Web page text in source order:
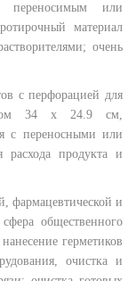
переносимым или
материал
очень
с перфорацией для
34 х 24.9 см,
с переносными или
расхода продукта и
фармацевтической и
общественного
герметиков
очистка и